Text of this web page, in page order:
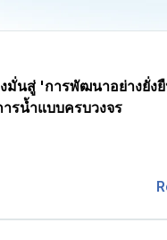
มั่นสู่ 'การพัฒนาอย่างยั่ง
รน้ำแบบครบวงจร